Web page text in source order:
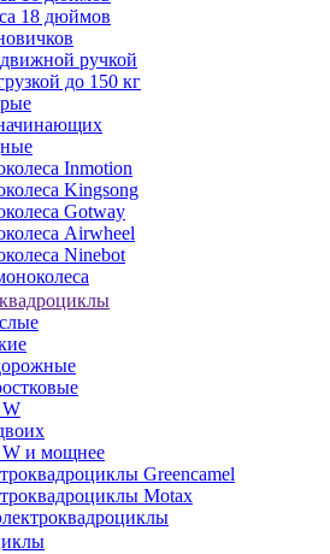
18 дюймов
ручкой
до 150 кг
Inmotion
Kingsong
Gotway
Airwheel
Ninebot
W
W и мощнее
Greencamel
Motax